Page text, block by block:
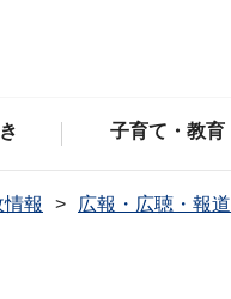
子育て・教育
報 広報・広聴・報道